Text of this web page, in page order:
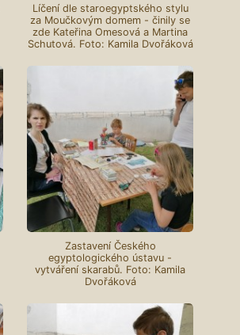
Líčení dle staroegyptského stylu
za Moučkovým domem - činily se
zde Kateřina Omesová a Martina
Schutová. Foto: Kamila Dvořáková
Zastavení Českého
egyptologického ústavu -
vytváření skarabů. Foto: Kamila
Dvořáková